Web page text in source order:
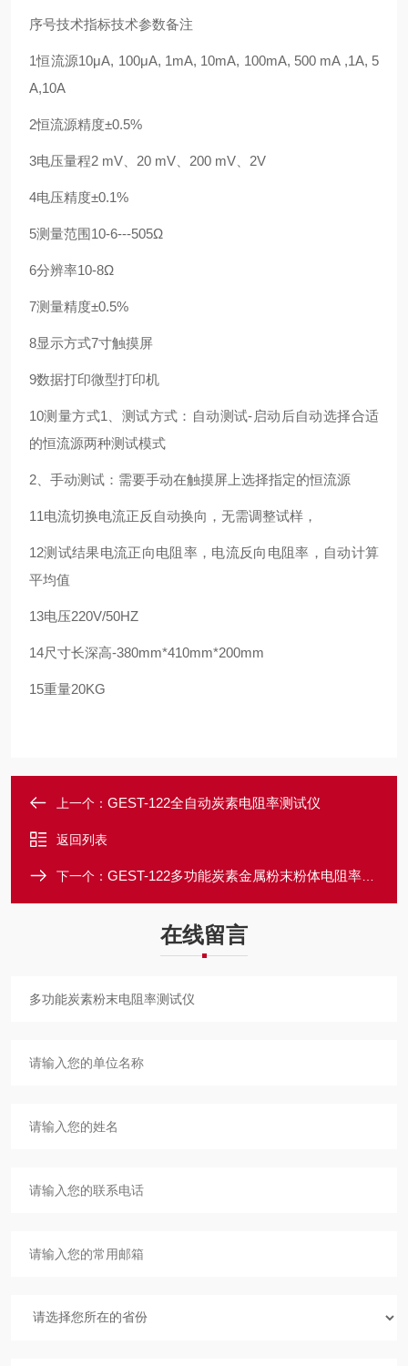
序号技术指标技术参数备注
1恒流源10μA, 100μA, 1mA, 10mA, 100mA, 500 mA ,1A, 5
A,10A
2恒流源精度±0.5%
3电压量程2 mV、20 mV、200 mV、2V
4电压精度±0.1%
5测量范围 10-6---505Ω
6分辨率10-8Ω
7测量精度±0.5%
8显示方式7寸触摸屏
9数据打印微型打印机
10测量方式1、测试方式：自动测试-启动后自动选择合适
的恒流源两种测试模式
2、手动测试：需要手动在触摸屏上选择指定的恒流源
11电流切换电流正反自动换向，无需调整试样，
12测试结果电流正向电阻率，电流反向电阻率，自动计算
平均值
13电压220V/50HZ
14尺寸长深高-380mm*410mm*200mm
15重量20KG
上一个： GEST-122全自动炭素电阻率测试仪
返回列表
下一个： GEST-122多功能炭素金属粉末粉体电阻率测定仪
在线留言